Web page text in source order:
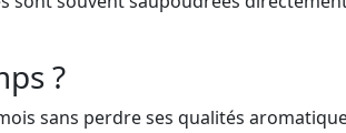
?
sans perdre ses qualités